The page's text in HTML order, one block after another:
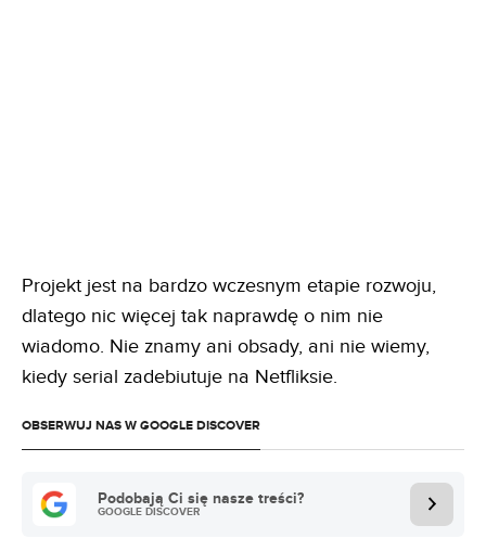
Projekt jest na bardzo wczesnym etapie rozwoju,
dlatego nic więcej tak naprawdę o nim nie
wiadomo. Nie znamy ani obsady, ani nie wiemy,
kiedy serial zadebiutuje na Netfliksie.
OBSERWUJ NAS W GOOGLE DISCOVER
Podobają Ci się nasze treści?
GOOGLE DISCOVER